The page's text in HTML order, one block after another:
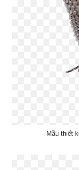
Mẫu thiết